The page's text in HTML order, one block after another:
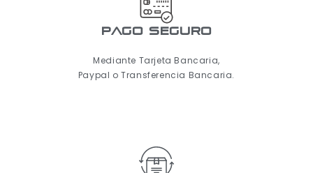
pago seguro
Mediante Tarjeta Bancaria,
Paypal o Transferencia Bancaria.